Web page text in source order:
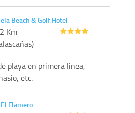
Beach & Golf Hotel
Km
playa en primera linea,
etc.
Flamero